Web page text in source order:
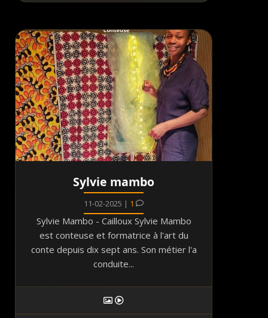
Sylvie mambo
11-02-2025 | 1
Sylvie Mambo - Cailloux Sylvie Mambo
est conteuse et formatrice à l'art du
conte depuis dix sept ans. Son métier l'a
conduite...